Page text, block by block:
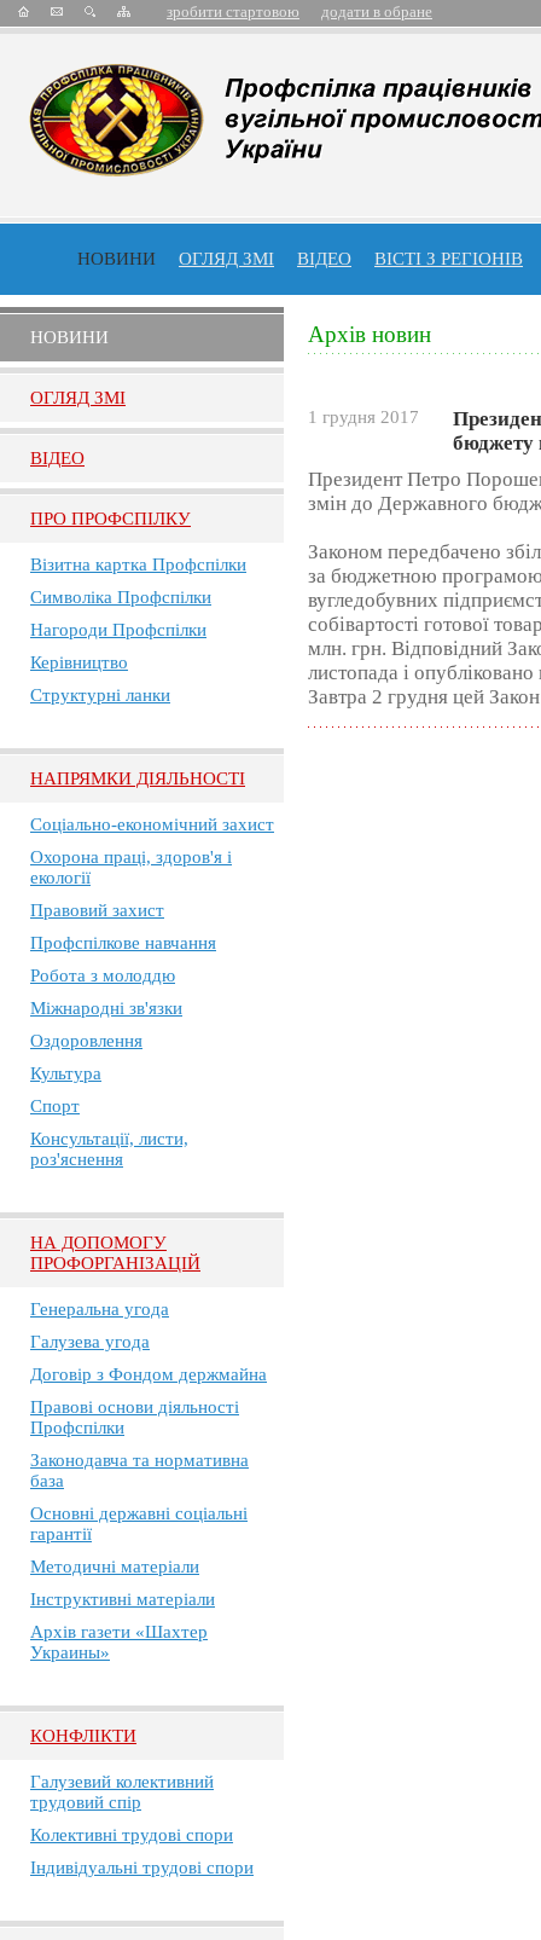
зробити стартовою додати в обране
НОВИНИ ОГЛЯД ЗМІ ВІДЕО ВІСТІ З РЕГІОНІВ
НОВИНИ
ОГЛЯД ЗМI
ВIДЕО
ПРО ПРОФСПIЛКУ
Візитна картка Профспілки
Символіка Профспілки
Нагороди Профспілки
Керівництво
Структурні ланки
НАПРЯМКИ ДІЯЛЬНОСТІ
Соціально-економічний захист
Охорона праці, здоров'я і
екології
Правовий захист
Профспілкове навчання
Робота з молоддю
Міжнародні зв'язки
Оздоровлення
Культура
Спорт
Консультації, листи,
роз'яснення
НА ДОПОМОГУ
ПРОФОРГАНІЗАЦІЙ
Генеральна угода
Галузева угода
Договір з Фондом держмайна
Правові основи діяльності
Профспілки
Законодавча та нормативна
база
Основні державні соціальні
гарантії
Методичні матеріали
Інструктивні матеріали
Архів газети «Шахтер
Украины»
КОНФЛІКТИ
Галузевий колективний
трудовий спір
Колективні трудові спори
Індивідуальні трудові спори
Архів новин
1 грудня 2017
бюджету
Президент Петро
змін до Державного
Законом передбачено
за бюджетною
вугледобувних
собівартості готової
млн. грн. Відповідний
листопада і
Завтра 2 грудня цей